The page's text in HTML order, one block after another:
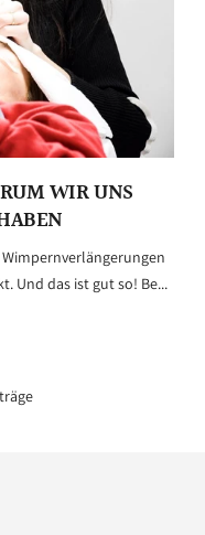
WIR UNS
Und das ist gut so! Be...